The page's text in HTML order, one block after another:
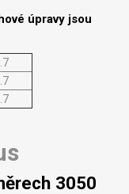
úpravy jsou
3050